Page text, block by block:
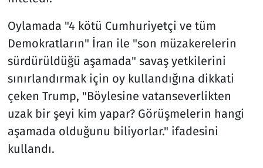
Oylamada "4 kötü Cumhuriyetçi ve tüm
Demokratların" İran ile "son müzakerelerin
sürdürüldüğü aşamada" savaş yetkilerini
sınırlandırmak için oy kullandığına dikkati
çeken Trump, "Böylesine vatanseverlikten
uzak bir şeyi kim yapar? Görüşmelerin hangi
aşamada olduğunu biliyorlar." ifadesini
kullandı.